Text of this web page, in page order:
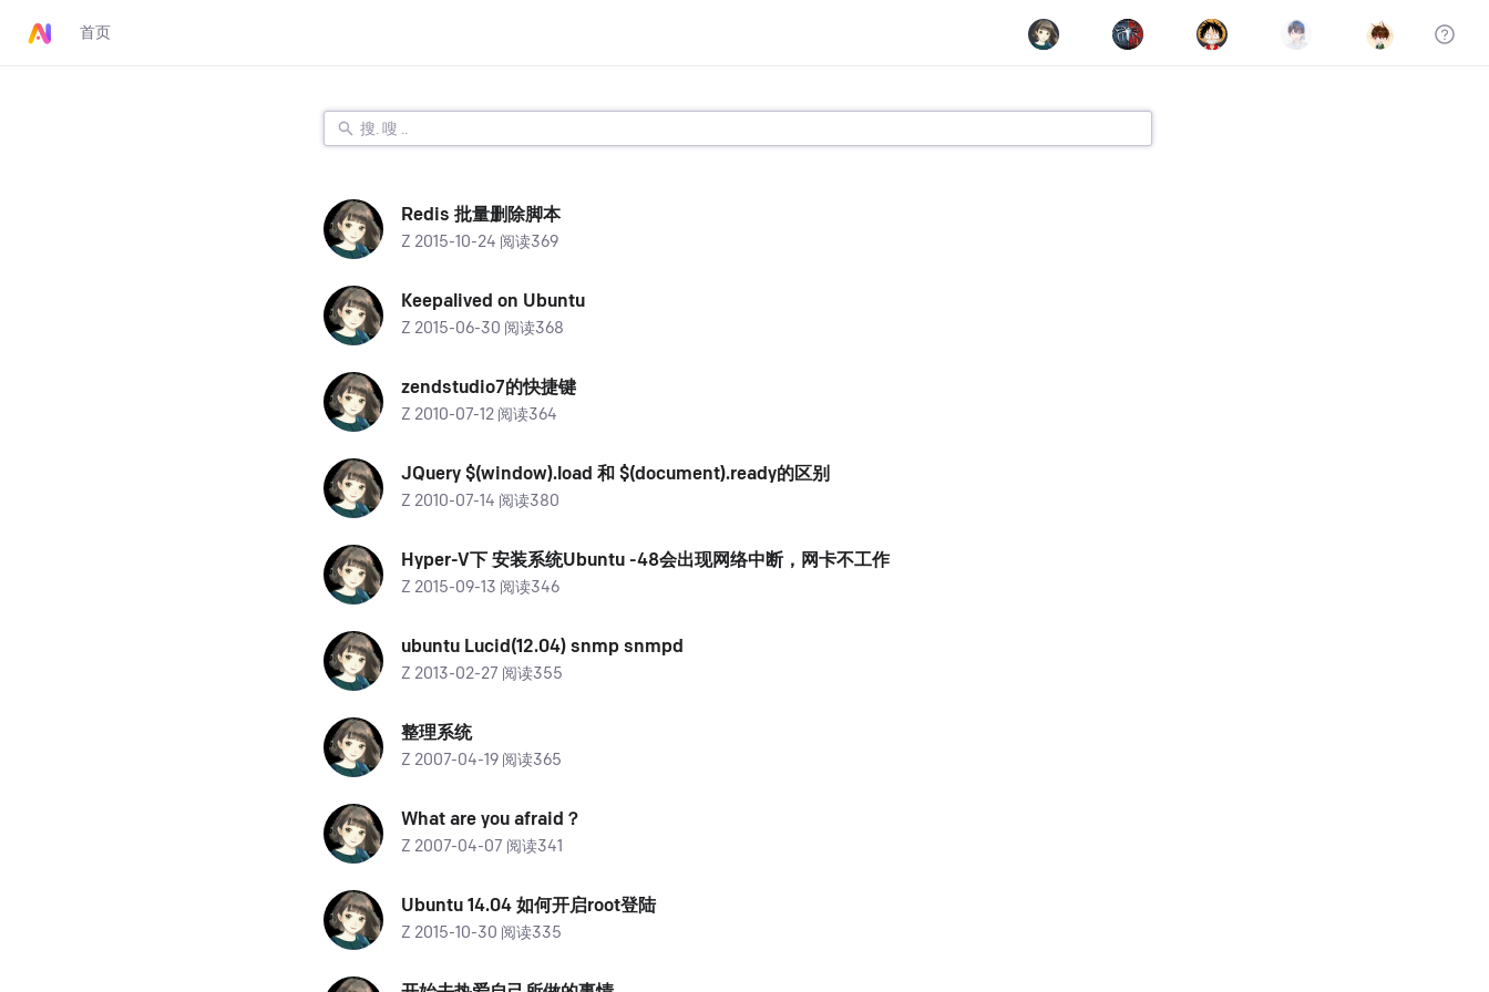
首页
Redis 批量删除脚本
Z 2015-10-24 阅读369
Keepalived on Ubuntu
Z 2015-06-30 阅读368
zendstudio7的快捷键
Z 2010-07-12 阅读364
JQuery $(window).load 和 $(document).ready的区别
Z 2010-07-14 阅读380
Hyper-V下 安装系统Ubuntu -48会出现网络中断，网卡不工作
Z 2015-09-13 阅读346
ubuntu Lucid(12.04) snmp snmpd
Z 2013-02-27 阅读355
整理系统
Z 2007-04-19 阅读365
What are you afraid？
Z 2007-04-07 阅读341
Ubuntu 14.04 如何开启root登陆
Z 2015-10-30 阅读335